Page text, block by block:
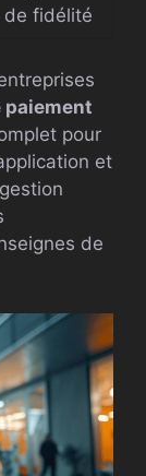
de fidélité
pour
et
de